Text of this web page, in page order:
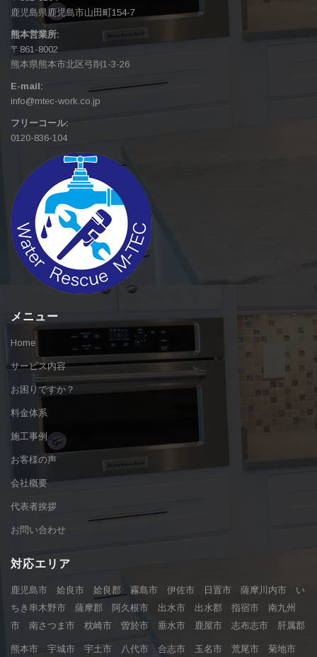
鹿児島県鹿児島市山田町154-7
熊本営業所:
〒861-8002
熊本県熊本市北区弓削1-3-26
E-mail:
info@mtec-work.co.jp
フリーコール:
0120-836-104
メニュー
Home
サービス内容
お困りですか？
料金体系
施工事例
お客様の声
会社概要
代表者挨拶
お問い合わせ
対応エリア
鹿児島市 姶良市 姶良郡 霧島市 伊佐市 日置市 薩摩川内市 い
ちき串木野市 薩摩郡 阿久根市 出水市 出水郡 指宿市 南九州
市 南さつま市 枕崎市 曽於市 垂水市 鹿屋市 志布志市 肝属郡
熊本市 宇城市 宇土市 八代市 合志市 玉名市 荒尾市 菊地市